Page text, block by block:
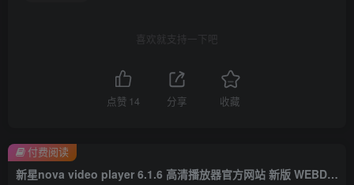
喜欢就支持一下吧
点赞 14 分享 收藏
新星nova video player 6.1.6 高清播放器官方网站 新版 WEBDAV网络共享无需魔改！2023.4.12
付费阅读